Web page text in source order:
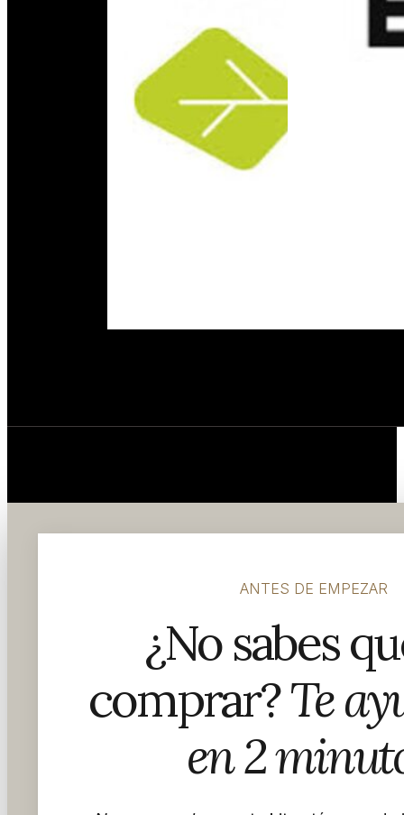
ANTES DE EMPEZAR
¿No sabes
comprar?Te
en 2